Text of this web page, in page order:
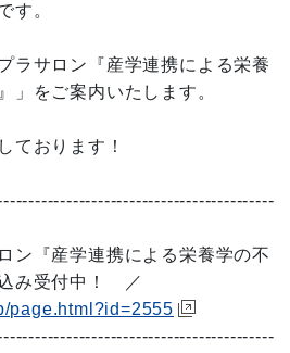
す。
ラサロン『産学連携による栄養
」をご案内いたします。
ております！
ン『産学連携による栄養学の不
み受付中！ ／
page.html?id=2555